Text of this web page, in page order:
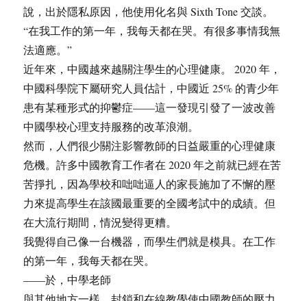
說，出於隱私原因，他使用化名與 Sixth Tone 交談。
“在我工作的第一年，我每天都在哭。有很多事情我無
法適應。”
近年來，中國越來越關注學生的心理健康。 2020 年，
中國科學院下屬研究人員估計，中國近 25% 的青少年
患有某種形式的抑鬱症——這一發現引發了一波改善
中國學校心理支持服務的改革浪潮。
然而，人們很少關注影響教師的日益嚴重的心理健康
危機。許多中國教育工作者在 2020 年之前就已經在苦
苦掙扎，因為學校和咄咄逼人的家長施加了不懈的壓
力來提高學生在該國最重要的全國考試中的成績。但
在大流行期間，情況變得更糟。
我覺得自己像一台機器，而學生們就是模具。在工作
的第一年，我每天都在哭。
——於，中學老師